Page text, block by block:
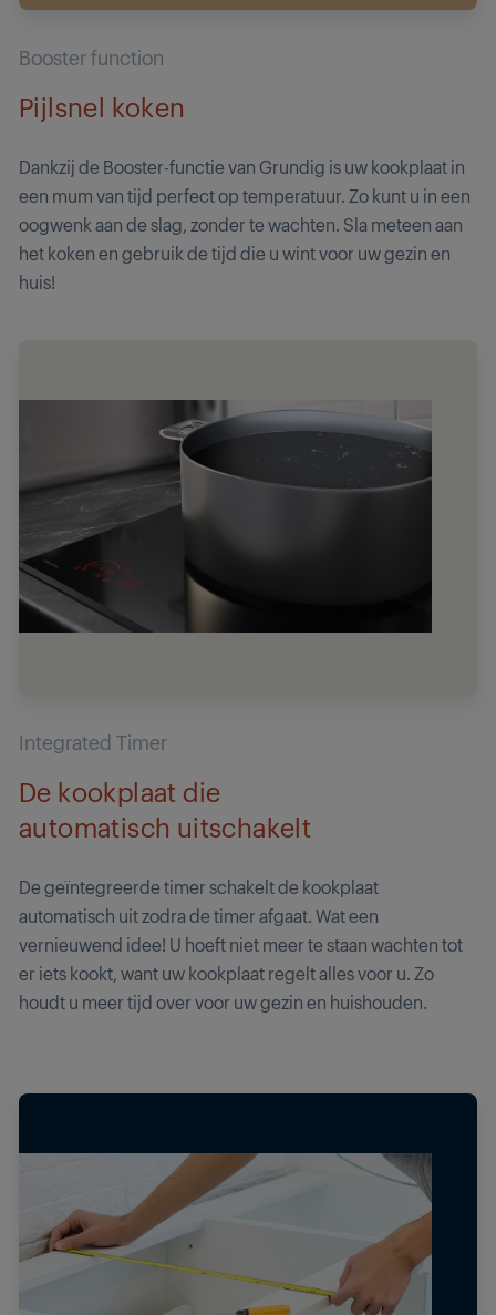
Booster function
Pijlsnel koken
Dankzij de Booster-functie van Grundig is uw kookplaat in
een mum van tijd perfect op temperatuur. Zo kunt u in een
oogwenk aan de slag, zonder te wachten. Sla meteen aan
het koken en gebruik de tijd die u wint voor uw gezin en
huis!
Integrated Timer
De kookplaat die
automatisch uitschakelt
De geïntegreerde timer schakelt de kookplaat
automatisch uit zodra de timer afgaat. Wat een
vernieuwend idee! U hoeft niet meer te staan wachten tot
er iets kookt, want uw kookplaat regelt alles voor u. Zo
houdt u meer tijd over voor uw gezin en huishouden.